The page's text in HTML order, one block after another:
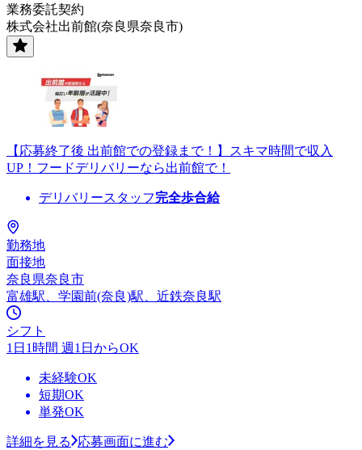
業務委託契約
株式会社出前館(奈良県奈良市)
【応募終了後 出前館での登録まで！】スキマ時間で収入
UP！フードデリバリーなら出前館で！
デリバリースタッフ完全歩合給
勤務地
面接地
奈良県奈良市
富雄駅、学園前(奈良)駅、近鉄奈良駅
シフト
1日1時間 週1日からOK
未経験OK
短期OK
単発OK
詳細を見る
応募画面に進む